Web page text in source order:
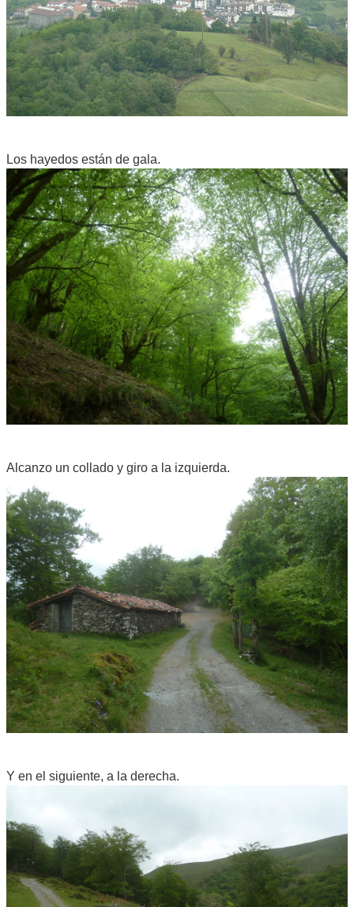
Los hayedos están de gala.
Alcanzo un collado y giro a la izquierda.
Y en el siguiente, a la derecha.